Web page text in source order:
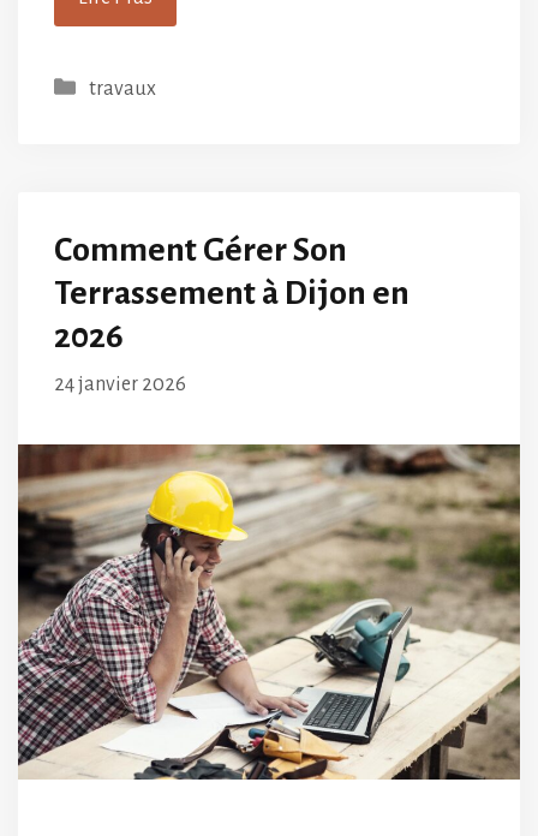
Catégories
travaux
Comment Gérer Son
Terrassement à Dijon en
2026
24 janvier 2026